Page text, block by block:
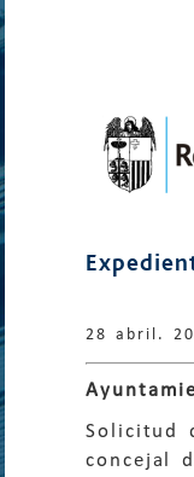
28 abril.
Solicitud
concejal